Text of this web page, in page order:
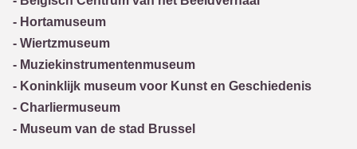
- Hortamuseum
- Wiertzmuseum
- Muziekinstrumentenmuseum
- Koninklijk museum voor Kunst en Geschiedenis
- Charliermuseum
- Museum van de stad Brussel